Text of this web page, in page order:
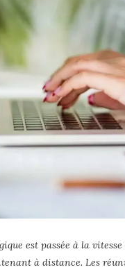
est passée à la
à distance. Les